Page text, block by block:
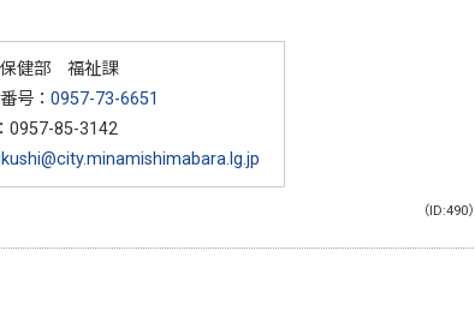
健部 福祉課
号： 0957-73-6651
0957-85-3142
（ID:490）